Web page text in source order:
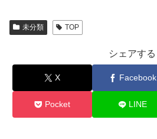
未分類 TOP
シェアする
X Facebook
Pocket LINE